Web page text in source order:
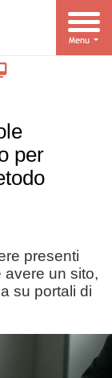
per
presenti
un sito,
su portali di